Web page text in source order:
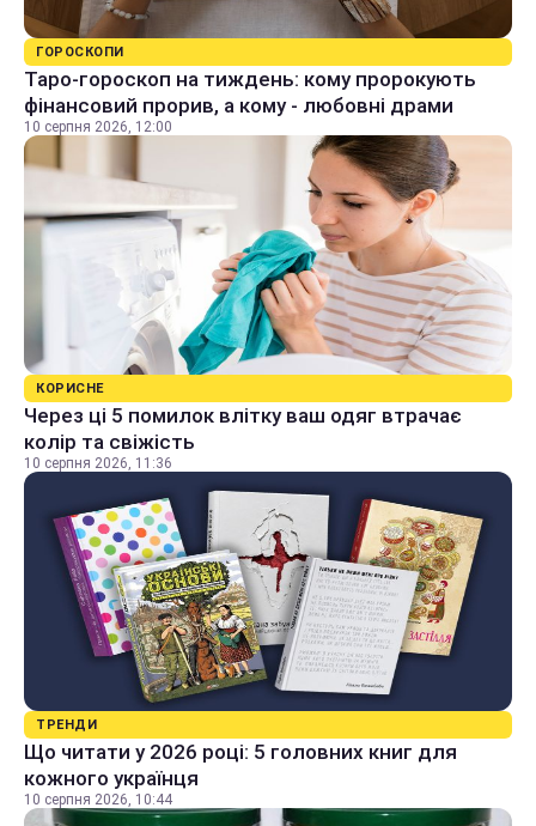
ГОРОСКОПИ
Таро-гороскоп на тиждень: кому пророкують
фінансовий прорив, а кому - любовні драми
10 серпня 2026, 12:00
КОРИСНЕ
Через ці 5 помилок влітку ваш одяг втрачає
колір та свіжість
10 серпня 2026, 11:36
ТРЕНДИ
Що читати у 2026 році: 5 головних книг для
кожного українця
10 серпня 2026, 10:44